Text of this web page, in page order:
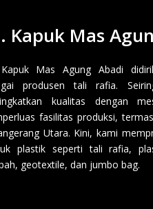
Kapuk Mas
Mas Agung Abadi
produsen tali rafia.
kualitas dengan
fasilitas produksi,
Utara. Kini, kami
plastik seperti tali rafia,
geotextile, dan jumbo bag.